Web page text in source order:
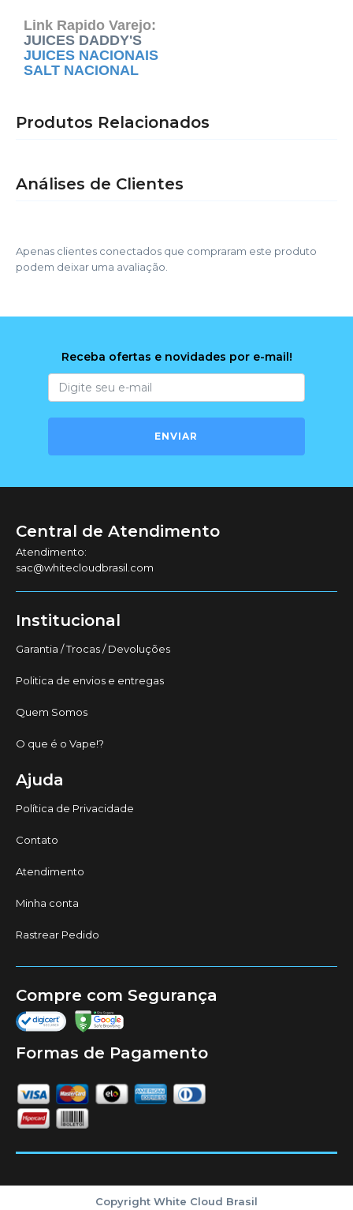
Link Rapido Varejo:
JUICES DADDY'S
JUICES NACIONAIS
SALT NACIONAL
Produtos Relacionados
Análises de Clientes
Apenas clientes conectados que compraram este produto
podem deixar uma avaliação.
Receba ofertas e novidades por e-mail!
ENVIAR
Central de Atendimento
Atendimento:
sac@whitecloudbrasil.com
Institucional
Garantia / Trocas / Devoluções
Politica de envios e entregas
Quem Somos
O que é o Vape!?
Ajuda
Política de Privacidade
Contato
Atendimento
Minha conta
Rastrear Pedido
Compre com Segurança
Formas de Pagamento
Copyright White Cloud Brasil